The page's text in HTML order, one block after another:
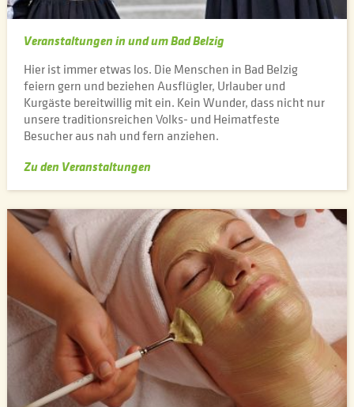
Veranstaltungen in und um Bad Belzig
Hier ist immer etwas los. Die Menschen in Bad Belzig
feiern gern und beziehen Ausflügler, Urlauber und
Kurgäste bereitwillig mit ein. Kein Wunder, dass nicht nur
unsere traditionsreichen Volks- und Heimatfeste
Besucher aus nah und fern anziehen.
Zu den Veranstaltungen